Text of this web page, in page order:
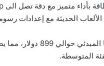
الحديثة مع إعدادات
السعر: لقد بلغ سعرها المبدئي
المتوسطة.